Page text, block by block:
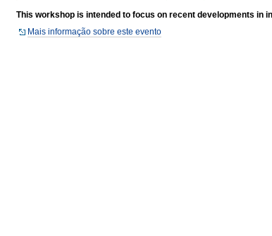
This workshop is intended to focus on recent developments in
Mais informação sobre este evento